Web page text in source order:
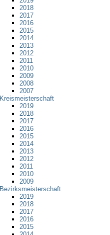
2018
2017
2016
2015
2014
2013
2012
2011
2010
2009
2008
2007
Kreismeisterschaft
2019
2018
2017
2016
2015
2014
2013
2012
2011
2010
2009
Bezirksmeisterschaft
2019
2018
2017
2016
2015